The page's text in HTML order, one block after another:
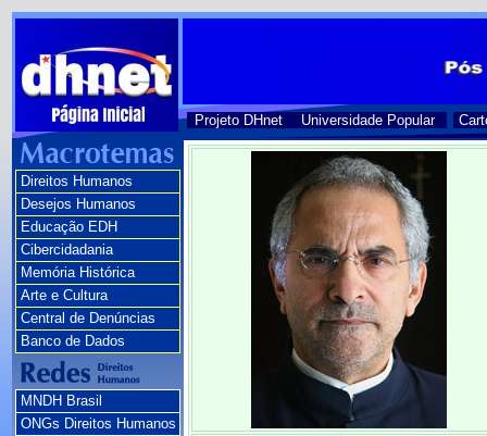
Projeto DHnet Universidade Popular
Direitos Humanos
Desejos Humanos
Educação EDH
Cibercidadania
Memória Histórica
Arte e Cultura
Central de Denúncias
Banco de Dados
MNDH Brasil
ONGs Direitos Humanos